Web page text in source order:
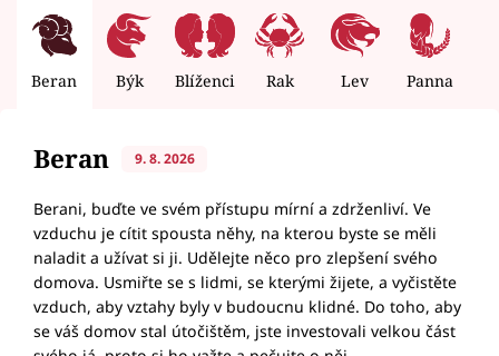
Beran Býk Blíženci Rak Lev Panna
Beran 9. 8. 2026
Berani, buďte ve svém přístupu mírní a zdrženliví. Ve
vzduchu je cítit spousta něhy, na kterou byste se měli
naladit a užívat si ji. Udělejte něco pro zlepšení svého
domova. Usmiřte se s lidmi, se kterými žijete, a vyčistěte
vzduch, aby vztahy byly v budoucnu klidné. Do toho, aby
se váš domov stal útočištěm, jste investovali velkou část